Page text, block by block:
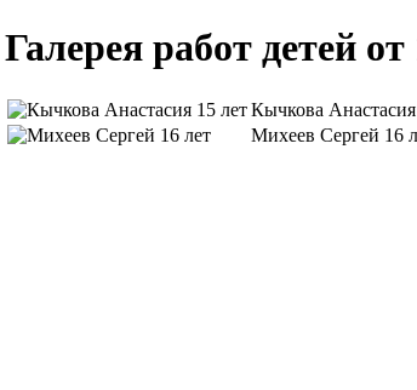
Галерея работ детей от
Кычкова
Михеев Сергей 16